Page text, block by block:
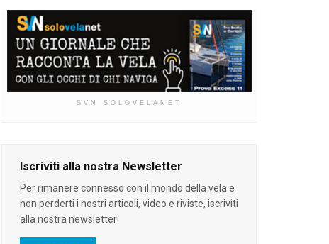
SVN SOLOVELANET
Iscriviti alla nostra Newsletter
Per rimanere connesso con il mondo della vela e
non perderti i nostri articoli, video e riviste, iscriviti
alla nostra newsletter!